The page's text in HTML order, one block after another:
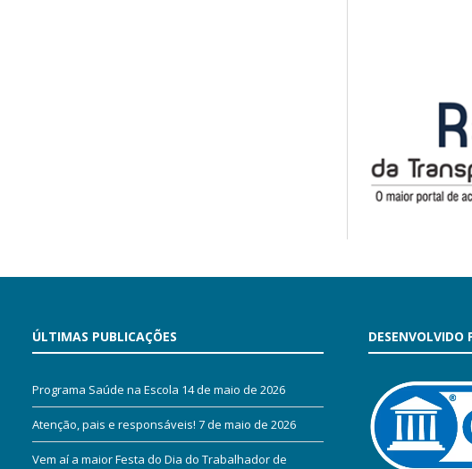
ÚLTIMAS PUBLICAÇÕES
Programa Saúde na Escola 14 de maio de 2026
Atenção, pais e responsáveis! 7 de maio de 2026
Vem aí a maior Festa do Dia do Trabalhador de
DESENVOLVIDO